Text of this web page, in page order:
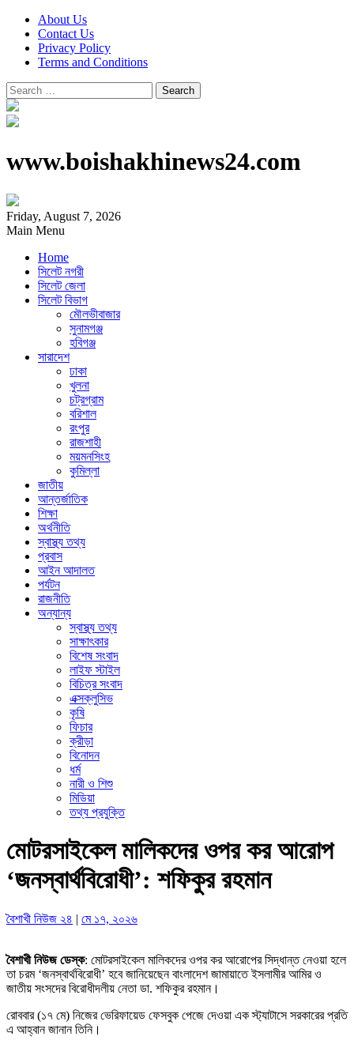
About Us
Contact Us
Privacy Policy
Terms and Conditions
Search
for:
www.boishakhinews24.com
Friday, August 7, 2026
Main Menu
Home
সিলেট নগরী
সিলেট জেলা
সিলেট বিভাগ
মৌলভীবাজার
সুনামগঞ্জ
হবিগঞ্জ
সারাদেশ
ঢাকা
খুলনা
চট্রগ্রাম
বরিশাল
রংপুর
রাজশাহী
ময়মনসিংহ
কুমিল্লা
জাতীয়
আন্তর্জাতিক
শিক্ষা
অর্থনীতি
স্বাস্থ্য তথ্য
প্রবাস
আইন আদালত
পর্যটন
রাজনীতি
অন্যান্য
স্বাস্থ্য তথ্য
সাক্ষাৎকার
বিশেষ সংবাদ
লাইফ স্টাইল
বিচিত্র সংবাদ
এক্সক্লুসিভ
কৃষি
ফিচার
ক্রীড়া
বিনোদন
ধর্ম
নারী ও শিশু
মিডিয়া
তথ্য প্রযুক্তি
মোটরসাইকেল মালিকদের ওপর কর আরোপ
‘জনস্বার্থবিরোধী’: শফিকুর রহমান
বৈশাখী নিউজ ২৪ | মে ১৭, ২০২৬
বৈশাখী নিউজ ডেস্ক: মোটরসাইকেল মালিকদের ওপর কর আরোপের সিদ্ধান্ত নেওয়া হলে
তা চরম ‘জনস্বার্থবিরোধী’ হবে জানিয়েছেন বাংলাদেশ জামায়াতে ইসলামীর আমির ও
জাতীয় সংসদের বিরোধীদলীয় নেতা ডা. শফিকুর রহমান।
রোববার (১৭ মে) নিজের ভেরিফায়েড ফেসবুক পেজে দেওয়া এক স্ট্যাটাসে সরকারের প্রতি
এ আহ্বান জানান তিনি।